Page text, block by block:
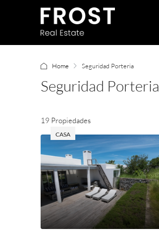
Home Seguridad Porteria
Seguridad Porteria
19 Propiedades
CASA